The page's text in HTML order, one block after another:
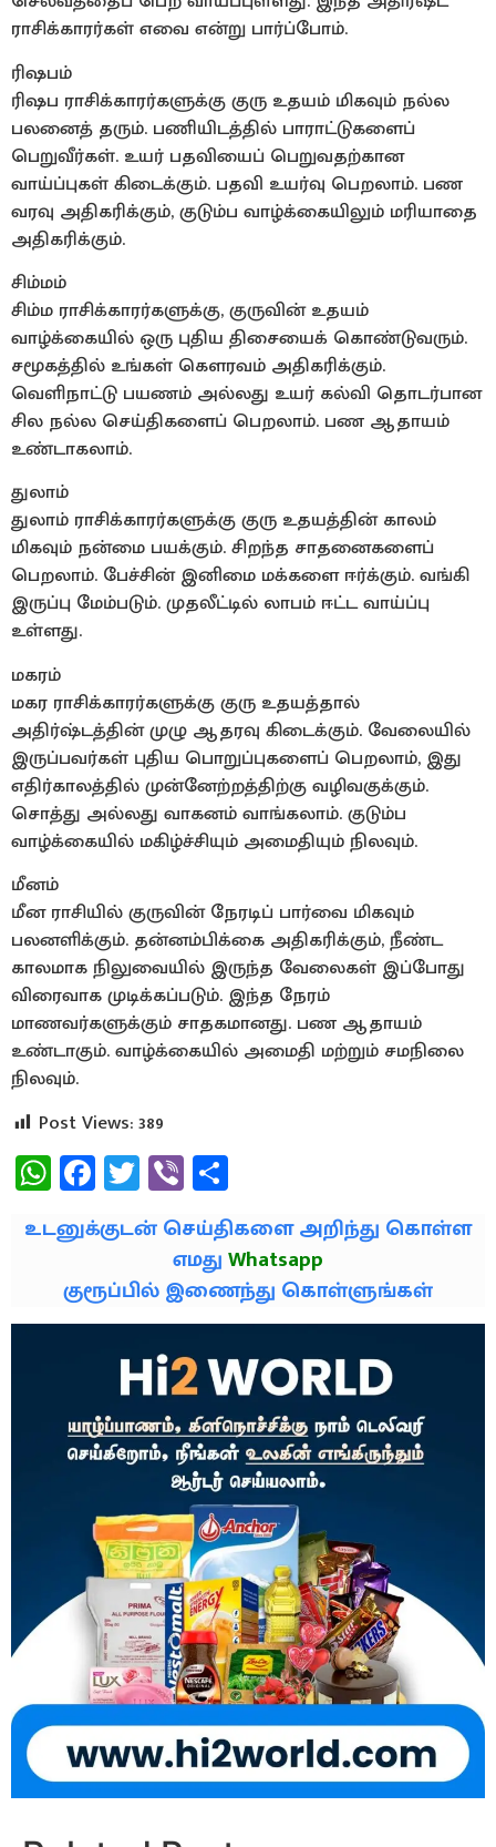
ராசிக்காரர்கள் எவை என்று பார்ப்போம்.
ரிஷபம்
ரிஷப ராசிக்காரர்களுக்கு குரு உதயம் மிகவும் நல்ல
பலனைத் தரும். பணியிடத்தில் பாராட்டுகளைப்
பெறுவீர்கள். உயர் பதவியைப் பெறுவதற்கான
வாய்ப்புகள் கிடைக்கும். பதவி உயர்வு பெறலாம். பண
வரவு அதிகரிக்கும், குடும்ப வாழ்க்கையிலும் மரியாதை
அதிகரிக்கும்.
சிம்மம்
சிம்ம ராசிக்காரர்களுக்கு, குருவின் உதயம்
வாழ்க்கையில் ஒரு புதிய திசையைக் கொண்டுவரும்.
சமூகத்தில் உங்கள் கௌரவம் அதிகரிக்கும்.
வெளிநாட்டு பயணம் அல்லது உயர் கல்வி தொடர்பான
சில நல்ல செய்திகளைப் பெறலாம். பண ஆதாயம்
உண்டாகலாம்.
துலாம்
துலாம் ராசிக்காரர்களுக்கு குரு உதயத்தின் காலம்
மிகவும் நன்மை பயக்கும். சிறந்த சாதனைகளைப்
பெறலாம். பேச்சின் இனிமை மக்களை ஈர்க்கும். வங்கி
இருப்பு மேம்படும். முதலீட்டில் லாபம் ஈட்ட வாய்ப்பு
உள்ளது.
மகரம்
மகர ராசிக்காரர்களுக்கு குரு உதயத்தால்
அதிர்ஷ்டத்தின் முழு ஆதரவு கிடைக்கும். வேலையில்
இருப்பவர்கள் புதிய பொறுப்புகளைப் பெறலாம், இது
எதிர்காலத்தில் முன்னேற்றத்திற்கு வழிவகுக்கும்.
சொத்து அல்லது வாகனம் வாங்கலாம். குடும்ப
வாழ்க்கையில் மகிழ்ச்சியும் அமைதியும் நிலவும்.
மீனம்
மீன ராசியில் குருவின் நேரடிப் பார்வை மிகவும்
பலனளிக்கும். தன்னம்பிக்கை அதிகரிக்கும், நீண்ட
காலமாக நிலுவையில் இருந்த வேலைகள் இப்போது
விரைவாக முடிக்கப்படும். இந்த நேரம்
மாணவர்களுக்கும் சாதகமானது. பண ஆதாயம்
உண்டாகும். வாழ்க்கையில் அமைதி மற்றும் சமநிலை
நிலவும்.
Post Views:389
WhatsApp
Facebook
Twitter
Viber
உடனுக்குடன் செய்திகளை அறிந்து கொள்ள
எமதுWhatsapp
குரூப்பில் இணைந்து கொள்ளுங்கள்